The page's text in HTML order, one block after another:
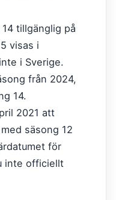
tillgänglig på
visas i
i Sverige.
från 2024,
14.
2021 att
säsong 12
för
inte officiellt